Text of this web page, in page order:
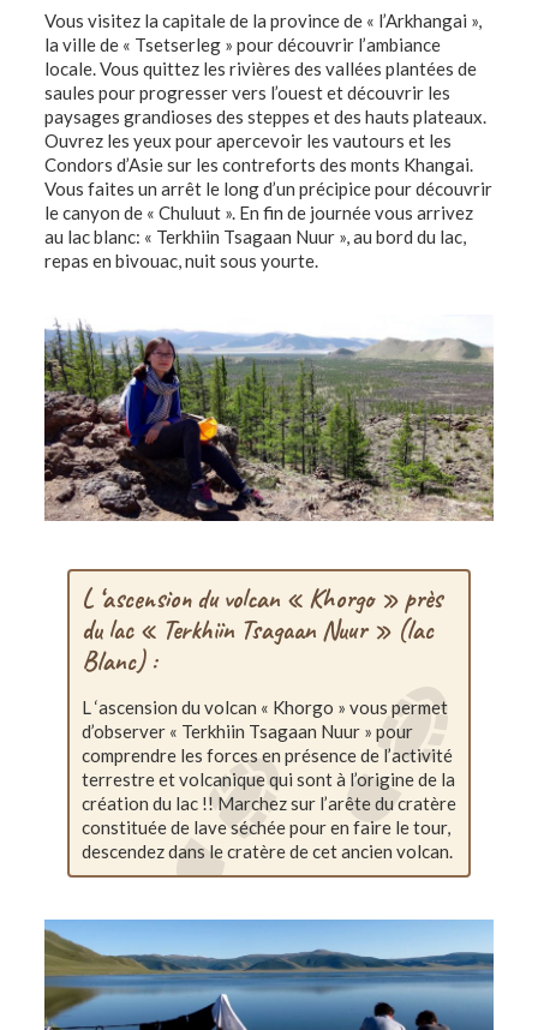
Vous visitez la capitale de la province de « l’Arkhangai »,
la ville de « Tsetserleg » pour découvrir l’ambiance
locale. Vous quittez les rivières des vallées plantées de
saules pour progresser vers l’ouest et découvrir les
paysages grandioses des steppes et des hauts plateaux.
Ouvrez les yeux pour apercevoir les vautours et les
Condors d’Asie sur les contreforts des monts Khangai.
Vous faites un arrêt le long d’un précipice pour découvrir
le canyon de « Chuluut ». En fin de journée vous arrivez
au lac blanc: « Terkhiin Tsagaan Nuur », au bord du lac,
repas en bivouac, nuit sous yourte.
L ‘ascension du volcan « Khorgo » près
du lac « Terkhiin Tsagaan Nuur » (lac
Blanc) :
L ‘ascension du volcan « Khorgo » vous permet
d’observer « Terkhiin Tsagaan Nuur » pour
comprendre les forces en présence de l’activité
terrestre et volcanique qui sont à l’origine de la
création du lac !! Marchez sur l’arête du cratère
constituée de lave séchée pour en faire le tour,
descendez dans le cratère de cet ancien volcan.